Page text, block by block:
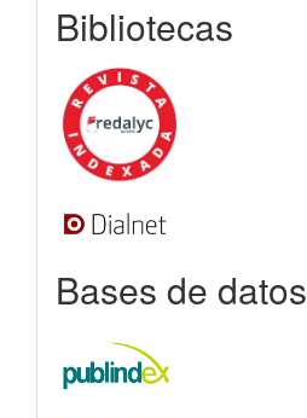
Bibliotecas
Bases de datos